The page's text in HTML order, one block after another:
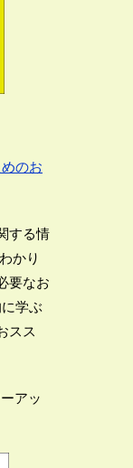
のお
する情
かり
要なお
学ぶ
スス
アッ